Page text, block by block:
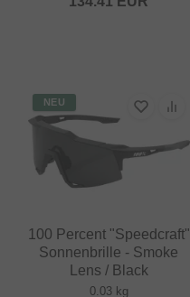
NEU
100 Percent "Speedcraft"
Sonnenbrille - Smoke
Lens / Black
0.03 kg